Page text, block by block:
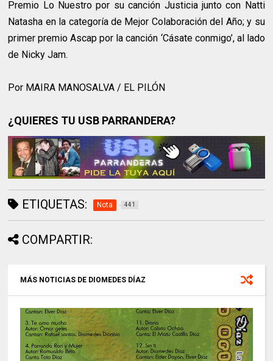
Premio Lo Nuestro por su canción Justicia junto con Natti
Natasha en la categoría de Mejor Colaboración del Año; y su
primer premio Ascap por la canción ‘Cásate conmigo’, al lado
de Nicky Jam.
Por MAIRA MANOSALVA / EL PILÓN
¿QUIERES TU USB PARRANDERA?
ETIQUETAS: Nota 441
COMPARTIR:
MÁS NOTICIAS DE DIOMEDES DÍAZ